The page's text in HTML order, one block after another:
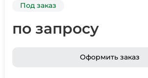
Под заказ
по запросу
Оформить заказ